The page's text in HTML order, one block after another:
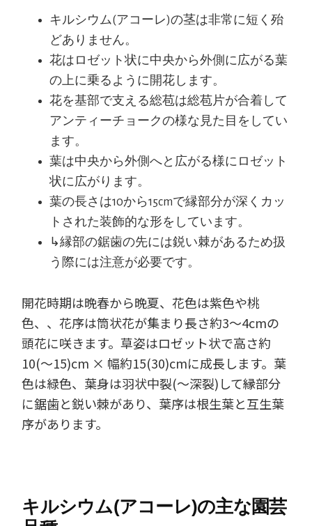
キルシウム(アコーレ)の茎は非常に短く殆
どありません。
花はロゼット状に中央から外側に広がる葉
の上に乗るように開花します。
花を基部で支える総苞は総苞片が合着して
アンティーチョークの様な見た目をしてい
ます。
葉は中央から外側へと広がる様にロゼット
状に広がります。
葉の長さは10から15cmで縁部分が深くカッ
トされた装飾的な形をしています。
↳縁部の鋸歯の先には鋭い棘があるため扱
う際には注意が必要です。
開花時期は晩春から晩夏、花色は紫色や桃
色、、花序は筒状花が集まり長さ約3～4cmの
頭花に咲きます。草姿はロゼット状で高さ約
10(～15)cm × 幅約15(30)cmに成長します。葉
色は緑色、葉身は羽状中裂(～深裂)して縁部分
に鋸歯と鋭い棘があり、葉序は根生葉と互生葉
序があります。
キルシウム(アコーレ)の主な園芸